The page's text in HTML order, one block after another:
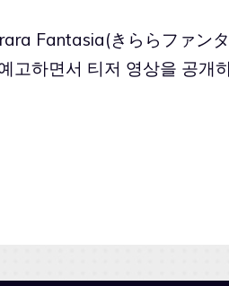
Fantasia(きららファン
고하면서 티저 영상을 공개